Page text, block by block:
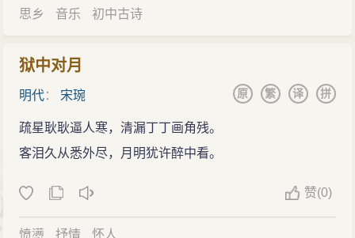
思乡 音乐 初中古诗
狱中对月
明代： 宋琬 拼
译
繁
原
疏星耿耿逼人寒，清漏丁丁画角残。
客泪久从悉外尽，月明犹许醉中看。
赞(0)
愤懑 抒情 怀人